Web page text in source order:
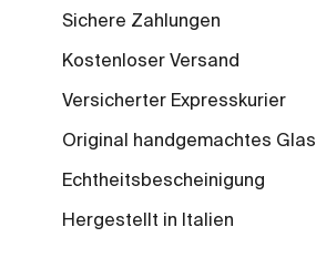
Sichere Zahlungen
Kostenloser Versand
Versicherter Expresskurier
Original handgemachtes Glas
Echtheitsbescheinigung
Hergestellt in Italien